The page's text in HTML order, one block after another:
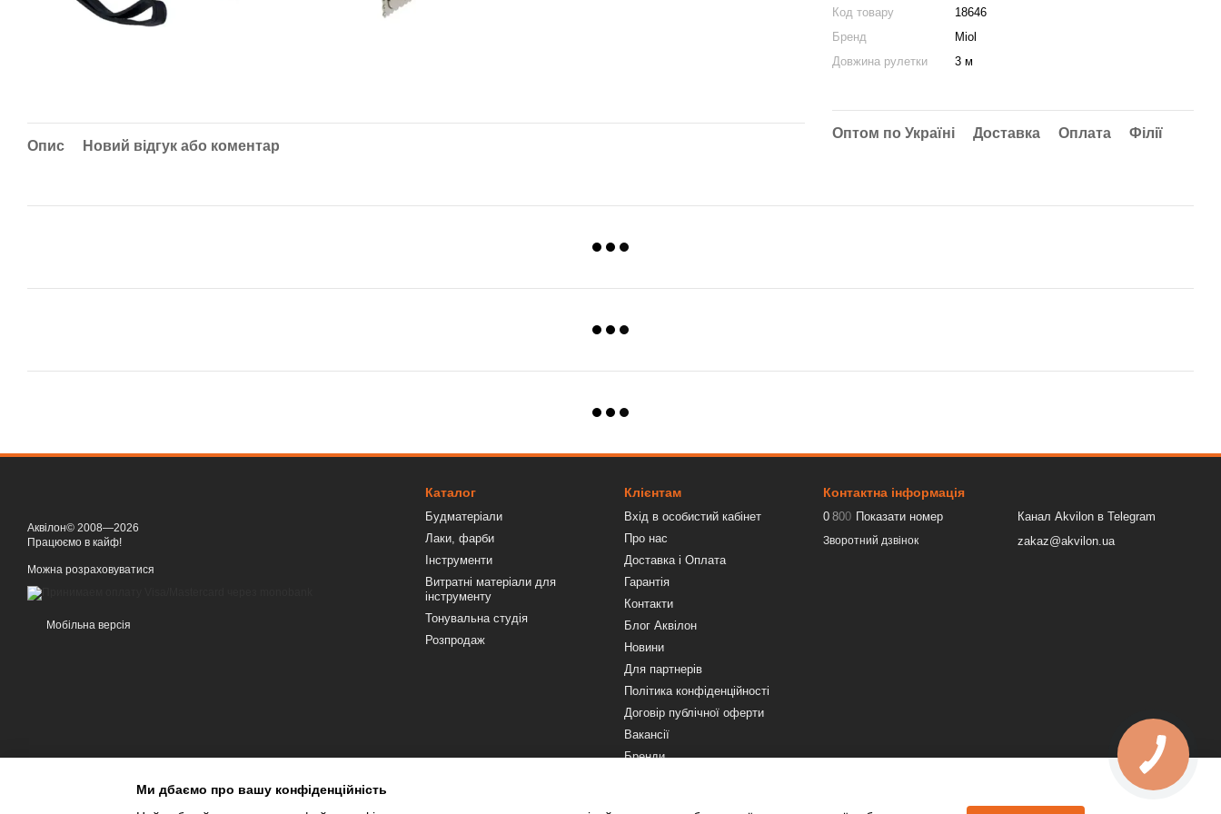
Код товару
18646
Бренд
Miol
Довжина рулетки
3 м
Оптом по Україні Доставка Оплата
Філії
Опис
Новий відгук або коментар
Аквілон© 2008—2026
Працюємо в кайф!
Можна розраховуватися
Мобільна версія
Каталог
Будматеріали
Лаки, фарби
Інструменти
Витратні матеріали для
інструменту
Тонувальна студія
Розпродаж
Клієнтам
Вхід в особистий кабінет
Про нас
Доставка і Оплата
Гарантія
Контакти
Блог Аквілон
Новини
Для партнерів
Політика конфіденційності
Договір публічної оферти
Вакансії
Бренди
Контактна інформація
0 800 Показати номер
Зворотний дзвінок
Канал Akvilon в Telegram
zakaz@akvilon.ua
Ми дбаємо про вашу конфіденційність